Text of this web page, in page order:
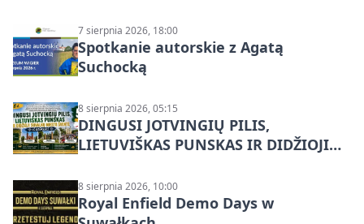
7 sierpnia 2026, 18:00
Spotkanie autorskie z Agatą
Suchocką
8 sierpnia 2026, 05:15
DINGUSI JOTVINGIŲ PILIS,
LIETUVIŠKAS PUNSKAS IR DIDŽIOJI
DZŪKIJOS – jednodienė kelionė
8 sierpnia 2026, 10:00
Royal Enfield Demo Days w